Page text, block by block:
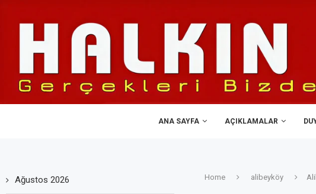
ANA SAYFA AÇIKLAMALAR
Home alibeyköy
Ağustos 2026